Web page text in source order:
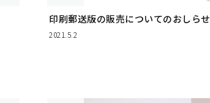
印刷郵送版の販売についてのおしらせ
2021.5.2